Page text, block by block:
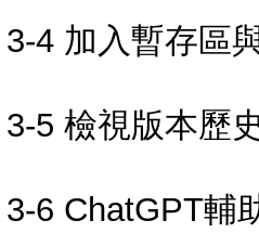
3-4 加入暫存區
3-5 檢視版本歷
3-6 ChatGPT輔